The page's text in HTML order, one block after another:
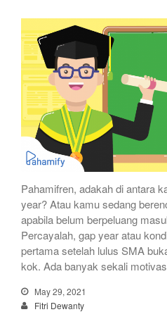
Pahamifren, adakah di antara
year? Atau kamu sedang
apabila belum berpeluang
Percayalah, gap year atau
pertama setelah lulus SMA
kok. Ada banyak sekali
May 29, 2021
Fitri Dewanty